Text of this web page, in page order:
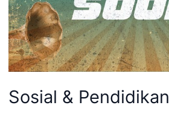
Sosial & Pendidikan